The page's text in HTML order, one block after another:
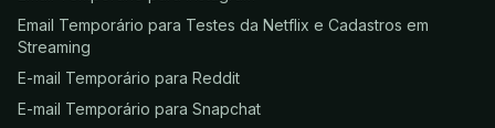
Email Temporário para Testes da Netflix e Cadastros em
Streaming
E-mail Temporário para Reddit
E-mail Temporário para Snapchat